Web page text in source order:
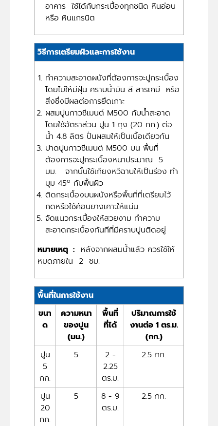
อาคาร ใช้ได้กับกระเบื้องทุกชนิด หินอ่อน
หรือ หินแกรนิต
วิธีการเตรียมผิวและการใช้งาน
ทำความสะอาดผนังที่ต้องการจะปูกระเบื้อง
โดยไม่ให้มีฝุ่น คราบน้ำมัน สี สารเคมี หรือ
สิ่งซึ่งมีผลต่อการยึดเกาะ
ผสมปูนกาวซีเมนต์ M500 กับน้ำสะอาด
โดยใช้อัตราส่วน ปูน 1 ถุง (20 กก.) ต่อ
น้ำ 4.8 ลิตร ปั่นผสมให้เป็นเนื้อเดียวกัน
ปาดปูนกาวซีเมนต์ M500 บน พื้นที่
ต้องการจะปูกระเบื้องหนาประมาณ 5
มม. จากนั้นใช้เกียงหวีฉาบให้เป็นร่อง ทำ
มุม 45o กับพื้นผิว
ติดกระเบื้องบนผนังหรือพื้นที่ที่เตรียมไว้
กดหรือใช้ค้อนยางเคาะให้แน่น
จัดแนวกระเบื้องให้สวยงาม ทำความ
สะอาดกระเบื้องทันทีที่มีคราบปูนติดอยู่
หมายเหตุ : หลังจากผสมน้ำแล้ว ควรใช้ให้
หมดภายใน 2 ชม.
พื้นที่ในการใช้งาน
ขนา
ด
ความหนา
ของปูน
(มม.)
พื้นที่
ที่ได้
ปริมาณการใช้
งานต่อ 1 ตร.ม.
(กก.)
ปูน
5
กก.
5
2 -
2.25
ตร.ม.
2.5 กก.
ปูน
20
กก.
5
8 - 9
ตร.ม.
2.5 กก.